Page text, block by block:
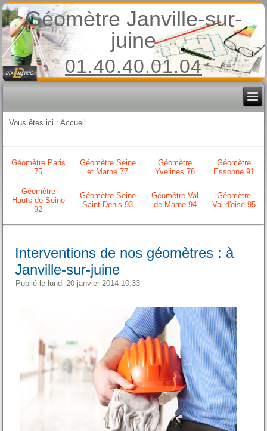
Géomètre Janville-sur-
juine
01.40.40.01.04
Vous êtes ici :Accueil
Géomètre Paris
75
Géomètre Seine
et Marne 77
Géomètre
Yvelines 78
Géomètre
Essonne 91
Géomètre
Hauts de Seine
92
Géomètre Seine
Saint Denis 93
Géomètre Val
de Marne 94
Géomètre
Val d'oise 95
Interventions de nos géomètres : à
Janville-sur-juine
Publié le lundi 20 janvier 2014 10:33